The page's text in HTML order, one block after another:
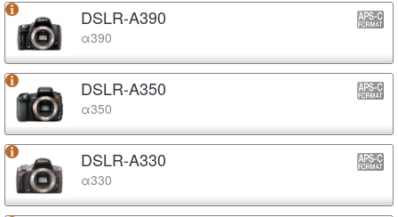
DSLR-A390
α390
DSLR-A350
α350
DSLR-A330
α330